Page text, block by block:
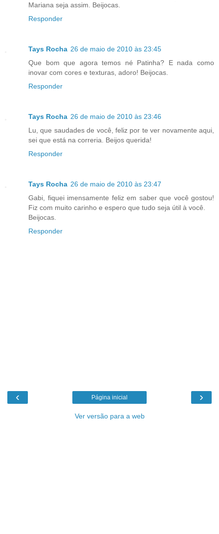
Mariana seja assim. Beijocas.
Responder
Tays Rocha 26 de maio de 2010 às 23:45
Que bom que agora temos né Patinha? E nada como
inovar com cores e texturas, adoro! Beijocas.
Responder
Tays Rocha 26 de maio de 2010 às 23:46
Lu, que saudades de você, feliz por te ver novamente aqui,
sei que está na correria. Beijos querida!
Responder
Tays Rocha 26 de maio de 2010 às 23:47
Gabi, fiquei imensamente feliz em saber que você gostou!
Fiz com muito carinho e espero que tudo seja útil à você.
Beijocas.
Responder
‹ ›
Página inicial
Ver versão para a web